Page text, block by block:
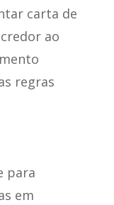
carta de
ao
regras
para
em